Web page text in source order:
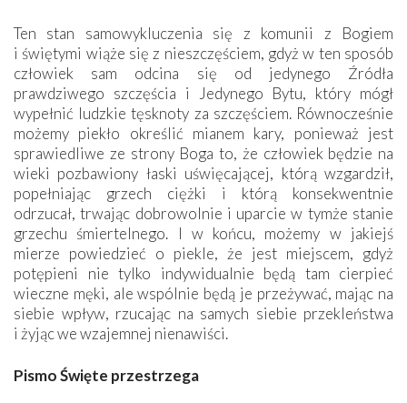
Ten stan samowykluczenia się z komunii z Bogiem
i świętymi wiąże się z nieszczęściem, gdyż w ten sposób
człowiek sam odcina się od jedynego Źródła
prawdziwego szczęścia i Jedynego Bytu, który mógł
wypełnić ludzkie tęsknoty za szczęściem. Równocześnie
możemy piekło określić mianem kary, ponieważ jest
sprawiedliwe ze strony Boga to, że człowiek będzie na
wieki pozbawiony łaski uświęcającej, którą wzgardził,
popełniając grzech ciężki i którą konsekwentnie
odrzucał, trwając dobrowolnie i uparcie w tymże stanie
grzechu śmiertelnego. I w końcu, możemy w jakiejś
mierze powiedzieć o piekle, że jest miejscem, gdyż
potępieni nie tylko indywidualnie będą tam cierpieć
wieczne męki, ale wspólnie będą je przeżywać, mając na
siebie wpływ, rzucając na samych siebie przekleństwa
i żyjąc we wzajemnej nienawiści.
Pismo Święte przestrzega